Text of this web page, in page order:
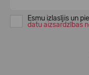
Esmu izlasījis un
datu aizsardzības